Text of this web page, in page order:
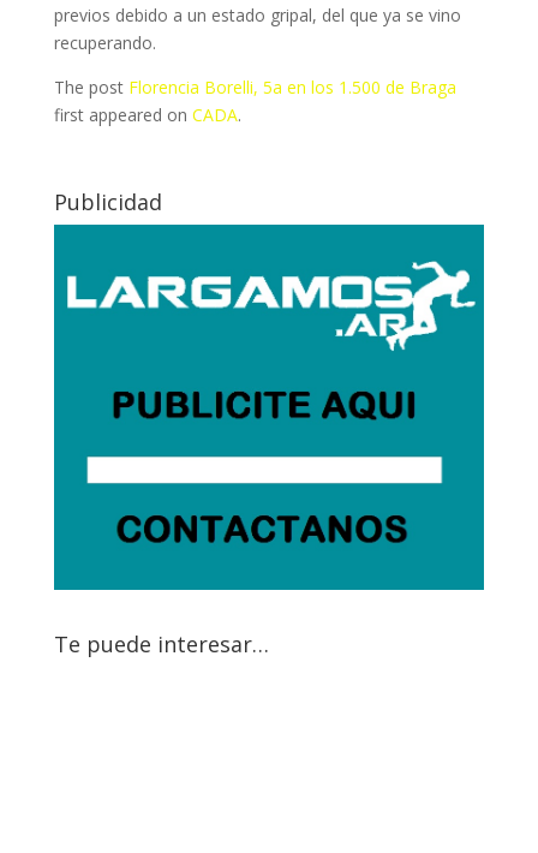
previos debido a un estado gripal, del que ya se vino
recuperando.
The post Florencia Borelli, 5a en los 1.500 de Braga
first appeared on CADA.
Publicidad
Te puede interesar…